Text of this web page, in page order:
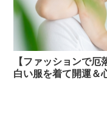
【ファッションで
白い服を着て開運＆